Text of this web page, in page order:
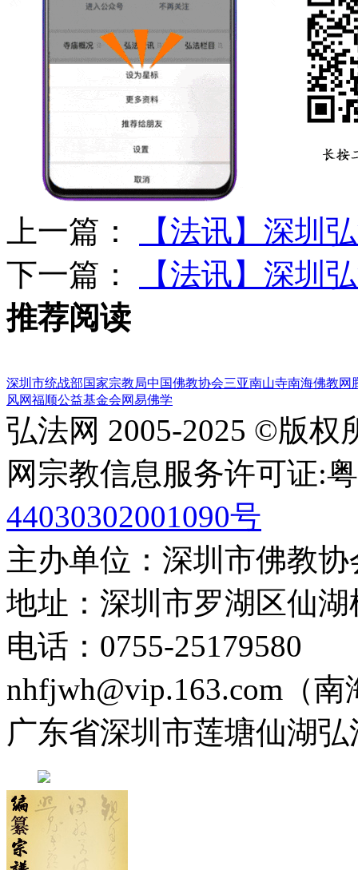
上一篇：
【法讯】深圳
下一篇：
【法讯】深圳
推荐阅读
深圳市统战部国家宗教局中国佛教协会三亚南山寺南海佛教网
风网福顺公益基金会网易佛学
弘法网 2005-2025 ©版权
网宗教信息服务许可证:
44030302001090号
主办单位：深圳市佛教
地址：深圳市罗湖区仙
电话：0755-25179580
nhfjwh@vip.163.com（南
广东省深圳市莲塘仙湖弘